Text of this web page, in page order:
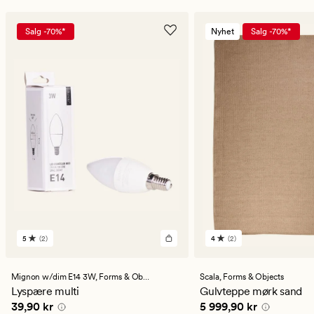
Salg -70%*
2
en
gjennomsnittlig
vurdering
på
5 (2)
Mignon w/dim E14 3W, Forms & Objects
Lyspære multi
Pris 39,90 kr
39,90 kr
Nyhet Salg -70%*
2
en
gjennomsnittlig
vurdering
på
4 (2)
Scala, Forms & Objects
Gulvteppe mørk sand
Pris 5 999,90 kr
5 999,90 kr